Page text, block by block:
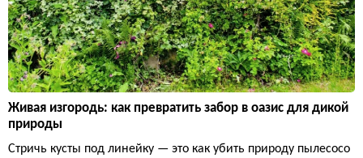
Живая изгородь: как превратить забор в оазис для дикой
природы
Стричь кусты под линейку — это как убить природу пылесосо